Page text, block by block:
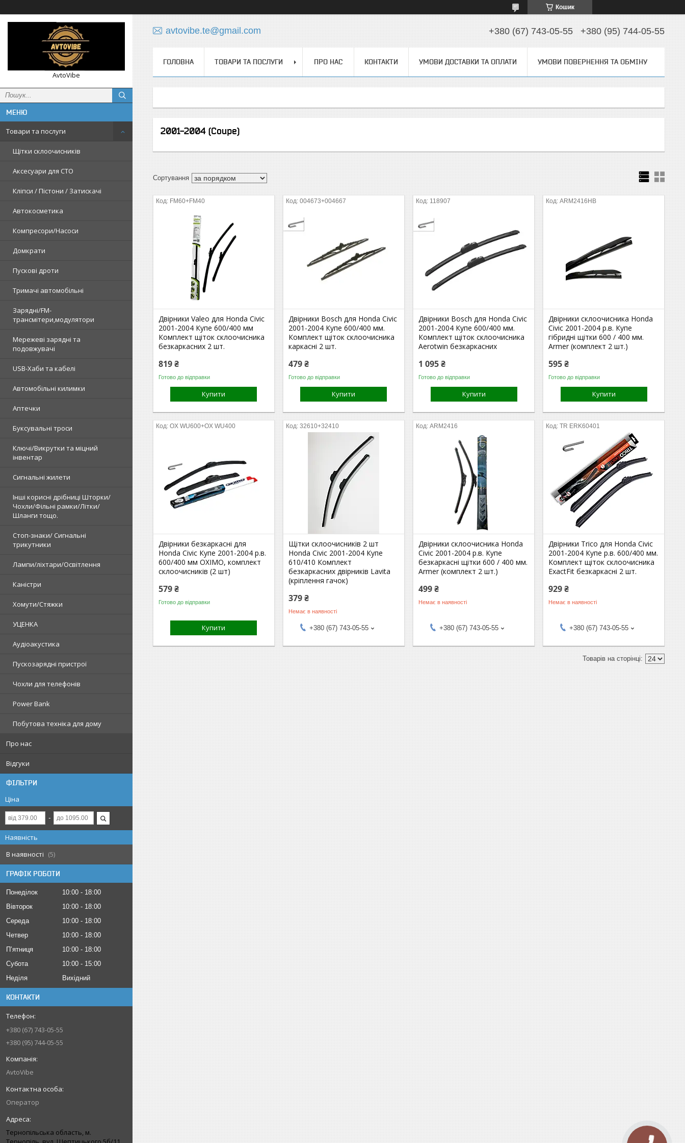
Кошик
AvtoVibe
Товари та послуги
Щітки склоочисників
Аксесуари для СТО
Кліпси / Пістони / Затискачі
Автокосметика
Компресори/Насоси
Домкрати
Пускові дроти
Тримачі автомобільні
Зарядні/FM-
трансмітери,модулятори
Мережеві зарядні та
подовжувачі
USB-Хаби та кабелі
Автомобільні килимки
Аптечки
Буксувальні троси
Ключі/Викрутки та міцний
інвентар
Сигнальні жилети
Інші корисні дрібниці Шторки/
Чохли/Фільні рамки/Літки/
Шланги тощо.
Стоп-знаки/ Сигнальні
трикутники
Лампи/ліхтари/Освітлення
Каністри
Хомути/Стяжки
УЦЕНКА
Аудіоакустика
Пускозарядні пристрої
Чохли для телефонів
Power Bank
Побутова техніка для дому
Про нас
Відгуки
ФІЛЬТРИ
Ціна
Наявність
В наявності
5
ГРАФІК РОБОТИ
Понеділок 10:00
18:00
Вівторок
10:00
18:00
Середа
10:00
18:00
Четвер
10:00
18:00
Пʼятниця
10:00
18:00
Субота
10:00
15:00
Неділя
Вихідний
КОНТАКТИ
+380 (67) 743-05-55
+380 (95) 744-05-55
AvtoVibe
Оператор
Тернопільська область, м.
avtovibe.te@gmail.com +380 (67) 743-05-55 +380 (95) 744-05-55
ГОЛОВНА ТОВАРИ ТА ПОСЛУГИ ПРО НАС КОНТАКТИ УМОВИ ДОСТАВКИ ТА ОПЛАТИ УМОВИ ПОВЕРНЕННЯ ТА ОБМІНУ
2001-2004 (Coupe)
FM60+FM40
Двірники Valeo для Honda Civic
2001-2004 Купе 600/400 мм
Комплект щіток склоочисника
безкаркасних 2 шт.
819 ₴
Готово до відправки
Купити
004673+004667
Двірники Bosch для Honda Civic
2001-2004 Купе 600/400 мм.
Комплект щіток склоочисника
каркасні 2 шт.
479 ₴
Готово до відправки
Купити
118907
Двірники Bosch для Honda Civic
2001-2004 Купе 600/400 мм.
Комплект щіток склоочисника
Aerotwin безкаркасних
1 095 ₴
Готово до відправки
Купити
ARM2416HB
Двірники склоочисника Honda
Civic 2001-2004 р.в. Купе
гібридні щітки 600 / 400 мм.
Armer (комплект 2 шт.)
595 ₴
Готово до відправки
Купити
OX WU600+OX WU400
Двірники безкаркасні для
Honda Civic Купе 2001-2004 р.в.
600/400 мм OXIMO, комплект
склоочисників (2 шт)
579 ₴
Готово до відправки
Купити
32610+32410
Щітки склоочисників 2 шт
Honda Civic 2001-2004 Купе
610/410 Комплект
безкаркасних двірників Lavita
(кріплення гачок)
379 ₴
Немає в наявності
+380 (67) 743-05-55
ARM2416
Двірники склоочисника Honda
Civic 2001-2004 р.в. Купе
безкаркасні щітки 600 / 400 мм.
Armer (комплект 2 шт.)
499 ₴
Немає в наявності
+380 (67) 743-05-55
TR ERK60401
Двірники Trico для Honda Civic
2001-2004 Купе р.в. 600/400 мм.
Комплект щіток склоочисника
ExactFit безкаркасні 2 шт.
929 ₴
Немає в наявності
+380 (67) 743-05-55